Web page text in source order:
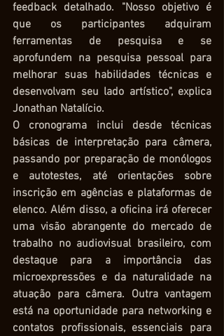
feedback detalhado. "Nosso objetivo é
que os participantes adquiram
ferramentas de pesquisa e se
aprofundem na pesquisa pessoal para
melhorar suas habilidades técnicas e
desenvolvam seu lado artístico", explica
Jonathan Natalício.
O cronograma inclui desde técnicas
básicas de interpretação para câmera,
passando por preparação de monólogos
e autotestes, até orientações sobre
inscrição em agências e plataformas de
elenco. Além disso, a oficina irá oferecer
uma visão abrangente do mercado de
trabalho no audiovisual brasileiro, com
destaque para a importância das
microexpressões e da naturalidade na
atuação para câmera. Outra vantagem
está na oportunidade para networking e
contatos profissionais, essenciais para